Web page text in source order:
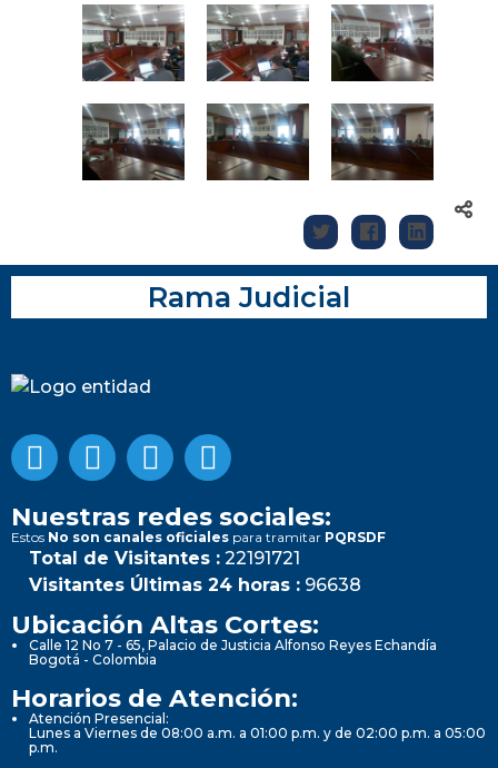
Rama Judicial
Nuestras redes sociales:
Estos No son canales oficiales para tramitar PQRSDF
Total de Visitantes : 22191721
Visitantes Últimas 24 horas : 96638
Ubicación Altas Cortes:
Calle 12 No 7 - 65, Palacio de Justicia Alfonso Reyes Echandía
Bogotá - Colombia
Horarios de Atención:
Atención Presencial:
Lunes a Viernes de 08:00 a.m. a 01:00 p.m. y de 02:00 p.m. a 05:00
p.m.